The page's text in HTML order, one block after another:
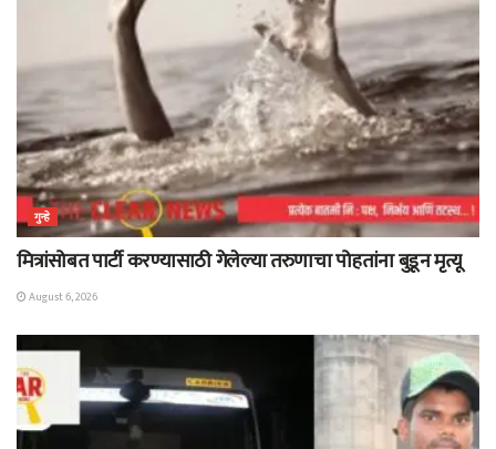
गुन्हे
मित्रांसोबत पार्टी करण्यासाठी गेलेल्या तरुणाचा पोहतांना बुडून मृत्यू
August 6, 2026